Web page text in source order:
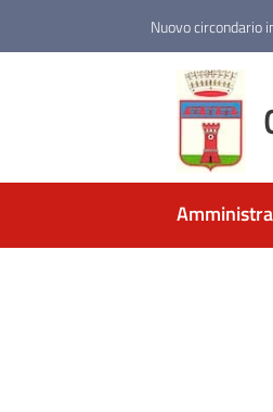
Nuovo circondario